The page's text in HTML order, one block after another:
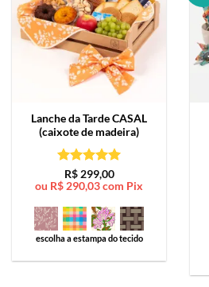
Lanche da TardeCASAL
(caixote de madeira)
Avaliação5
de 5
R$299,00
ou R$ 290,03com Pix
escolha a estampa do tecido